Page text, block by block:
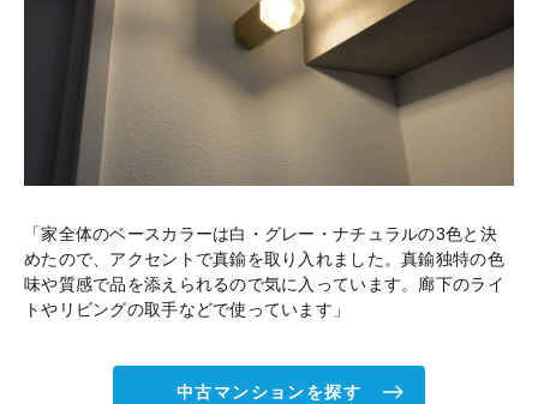
「家全体のベースカラーは白・グレー・ナチュラルの3色と決
めたので、アクセントで真鍮を取り入れました。真鍮独特の色
味や質感で品を添えられるので気に入っています。廊下のライ
トやリビングの取手などで使っています」
中古マンションを探す